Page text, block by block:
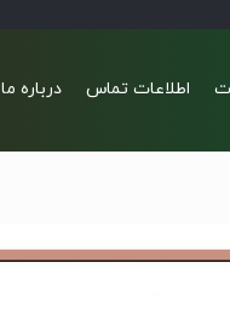
اطلاعات تماس درباره ما